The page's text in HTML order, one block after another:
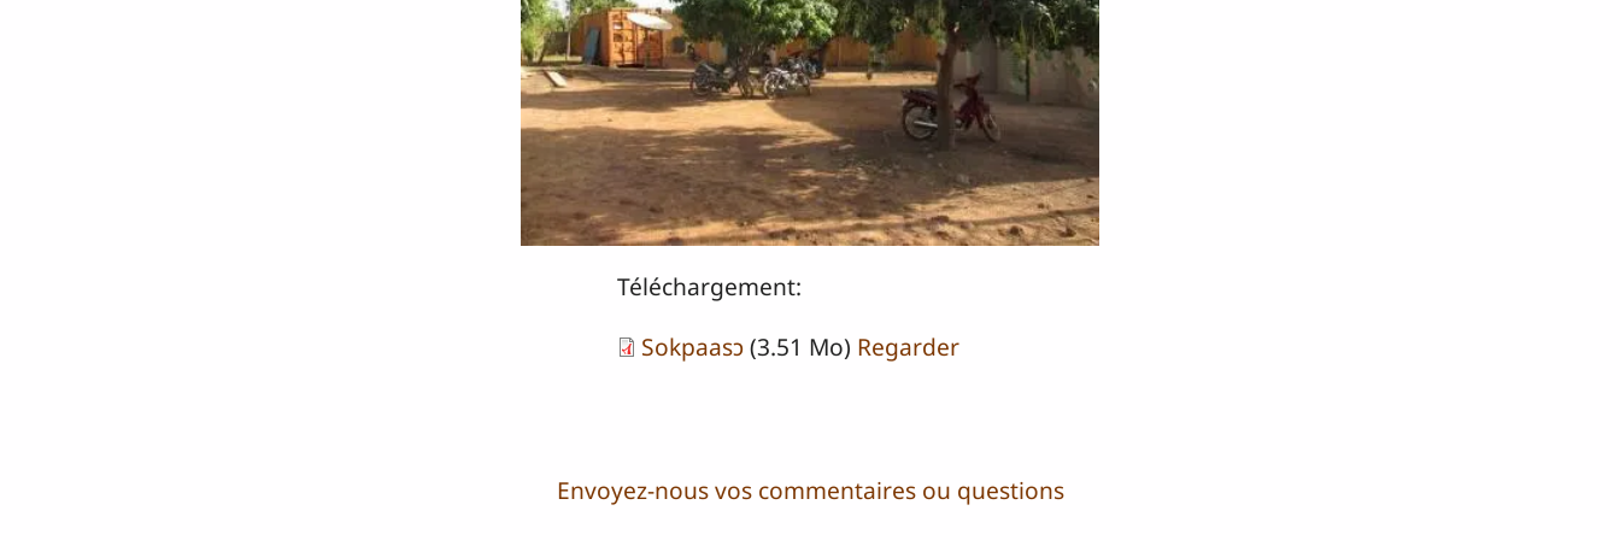
Téléchargement:
Sokpaasɔ(3.51 Mo) Regarder
Envoyez-nous vos commentaires ou questions